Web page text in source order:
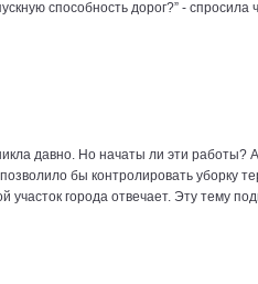
способность дорог?” - спросила
давно. Но начаты ли эти работы?
бы контролировать уборку
участок города отвечает. Эту тему